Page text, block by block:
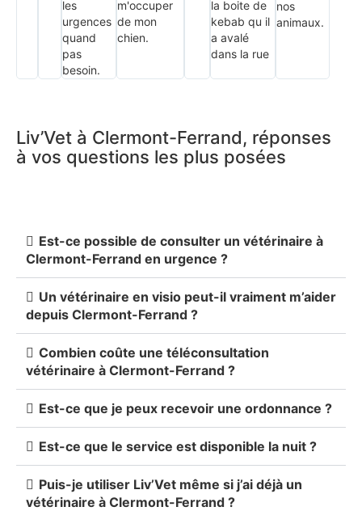
les
urgences
quand
pas
besoin.
m'occuper
de mon
chien.
la boite de
kebab qu il
a avalé
dans la rue
nos
animaux.
Liv’Vet à Clermont-Ferrand, réponses
à vos questions les plus posées
Est-ce possible de consulter un vétérinaire à
Clermont-Ferrand en urgence ?
Un vétérinaire en visio peut-il vraiment m’aider
depuis Clermont-Ferrand ?
Combien coûte une téléconsultation
vétérinaire à Clermont-Ferrand ?
Est-ce que je peux recevoir une ordonnance ?
Est-ce que le service est disponible la nuit ?
Puis-je utiliser Liv’Vet même si j’ai déjà un
vétérinaire à Clermont-Ferrand ?